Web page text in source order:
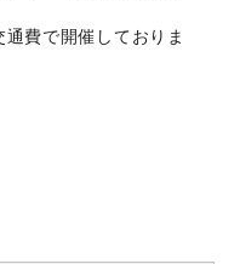
費で開催しておりま